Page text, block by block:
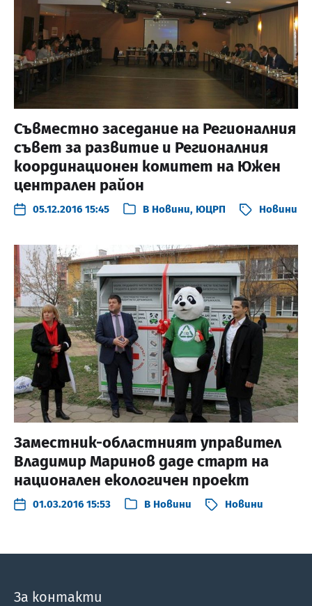
Съвместно заседание на Регионалния
съвет за развитие и Регионалния
координационен комитет на Южен
централен район
05.12.2016 15:45 В Новини, ЮЦРП Новини
Заместник-областният управител
Владимир Маринов даде старт на
национален екологичен проект
01.03.2016 15:53 В Новини Новини
За контакти